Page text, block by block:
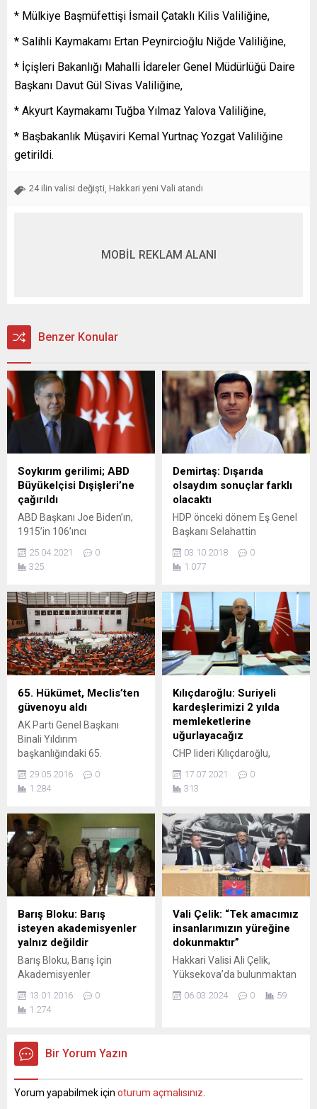
* Mülkiye Başmüfettişi İsmail Çataklı Kilis Valiliğine,
* Salihli Kaymakamı Ertan Peynircioğlu Niğde Valiliğine,
* İçişleri Bakanlığı Mahalli İdareler Genel Müdürlüğü Daire
Başkanı Davut Gül Sivas Valiliğine,
* Akyurt Kaymakamı Tuğba Yılmaz Yalova Valiliğine,
* Başbakanlık Müşaviri Kemal Yurtnaç Yozgat Valiliğine
getirildi.
24 ilin valisi değişti Hakkari yeni Vali atandı
MOBİL REKLAM ALANI
Benzer Konular
Soykırım gerilimi; ABD
Büyükelçisi Dışişleri’ne
çağırıldı
ABD Başkanı Joe Biden’ın,
1915’in 106’ıncı
açıklamasında Ermeni
Soykırımı’nı tanımasının
ilk resmi adım geldi. ABD
Büyükelçisi Dışişleri’ne
çağırıldı. Türkiye, ABD
Başkanı Joe Biden’ın Ermeni
Soykırımı’nı tanımasının
ardından ilk resmi
diplomatik adımını attı, ABD
Büyükelçisi Dışişleri
Bakanlığı’na çağırıldı.
Dışişleri Bakanlığı’ndan
yapılan açıklamaya göre,
Büyükelçi’ye, “açıklamanın
reddedildiği...
25.04.2021
0
325
Demirtaş: Dışarıda
olsaydım sonuçlar farklı
olacaktı
HDP önceki dönem Eş Genel
Başkanı Selahattin
Ankara'da başladı.
Mahkeme heyetine seslene
ve Başbakan bazen günde 3
defa, bazen 5 defa beni
suçlu ilan ettiler" dedi. Edirne
F Tipi Cezaevi’nde 4 Kasım
2016’dan bu yana tutuklu
bulunan eski HDP Eş Genel
Başkanı Selahattin
Demirtaş’ın tutuklu
yargılandığı...
03.10.2018
0
1.077
65. Hükümet, Meclis’ten
güvenoyu aldı
AK Parti Genel Başkanı
Binali Yıldırım
başkanlığındaki 65.
Kurulu’nda düzenlenen
oturumda 315 kabul, 138 ret
Hükümet, Meclis’ten
güvenoyu aldı. Meclis Genel
Kurulu, bugün AK Parti Genel
Başkanı Binali Yıldırım
başkanlığında kurulan 65.
Hükümet ile ilgili güven
oylaması için toplandı. Genel
Kurul’daki oturum...
29.05.2016
0
1.284
Kılıçdaroğlu: Suriyeli
kardeşlerimizi 2 yılda
memleketlerine
uğurlayacağız
CHP lideri Kılıçdaroğlu,
durumunda uygulayacakları
mülteci politikasını açıkladı:
misafirlerimizle helalleşip iki
yılda memleketlerine
uğurlayacağız.” CHP Genel
Başkanı Kemal Kılıçdaroğlu,
iktidar olduklarında en
önemli 5 önceliklerinden
birinin “Suriyeli
misafirlerimizle helalleşip iki
yılda memleketlerine
söyledi. ‘GEÇİNEMEYEN,
İŞSİZ KALAN
SURİYELİLERDEN ŞİKAYET
17.07.2021
0
313
Barış Bloku: Barış
isteyen akademisyenler
yalnız değildir
Barış Bloku, Barış İçin
Akademisyenler
olmayacağız” başlığı altında
toplanan imzalara destek
Cumhurbaşkanı Erdoğan
tarafından eleştirilmesine
barış, özgürlük ve eşitlik
adına onların dediği gibi ‘Bu
13.01.2016
0
1.274
Vali Çelik: “Tek amacımız
insanlarımızın yüreğine
dokunmaktır”
Hakkari Valisi Ali Çelik,
Yüksekova’da bulunmaktan
“Tek amacımız
Çelik, ilk olarak İpekyolu
06.03.2024 0 59
Bir Yorum Yazın
Yorum yapabilmek için oturum açmalısınız